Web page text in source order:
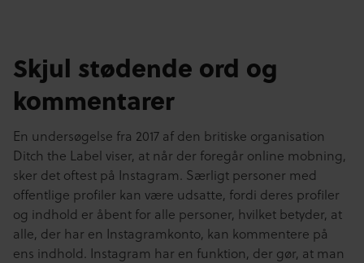
Skjul stødende ord og
kommentarer
En undersøgelse fra 2017 af den britiske organisation
Ditch the Label viser, at når der foregår online mobning,
sker det oftest på Instagram. Særligt personer med
offentlige profiler kan være udsatte, fordi deres profiler
og indhold er åbent for alle personer, hvilket betyder, at
alle, der har en Instagramkonto, kan kommentere på
ens indhold. Instagram har en funktion, der gør, at man